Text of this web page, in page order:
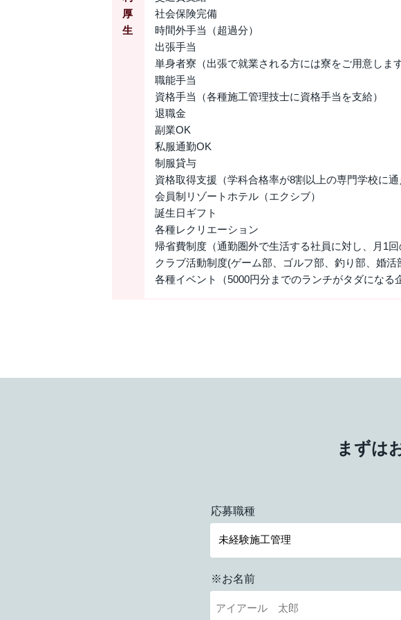
厚
生
社会保険完備
時間外手当（超過分）
出張手当
単身者寮（出張で就業される方には寮をご用意しま
職能手当
資格手当（各種施工管理技士に資格手当を支給）
退職金
副業OK
私服通勤OK
制服貸与
資格取得支援（学科合格率が8割以上の専門学校に
会員制リゾートホテル（エクシブ）
誕生日ギフト
各種レクリエーション
帰省費制度（通勤圏外で生活する社員に対し、月1回
クラブ活動制度(ゲーム部、ゴルフ部、釣り部、婚活
各種イベント（5000円分までのランチがタダになる
まずは
応募職種
※お名前